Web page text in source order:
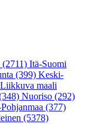
(2711) Itä-Suomi
(399) Keski-
Liikkuva maali
Nuoriso (292)
(377)
(5378)